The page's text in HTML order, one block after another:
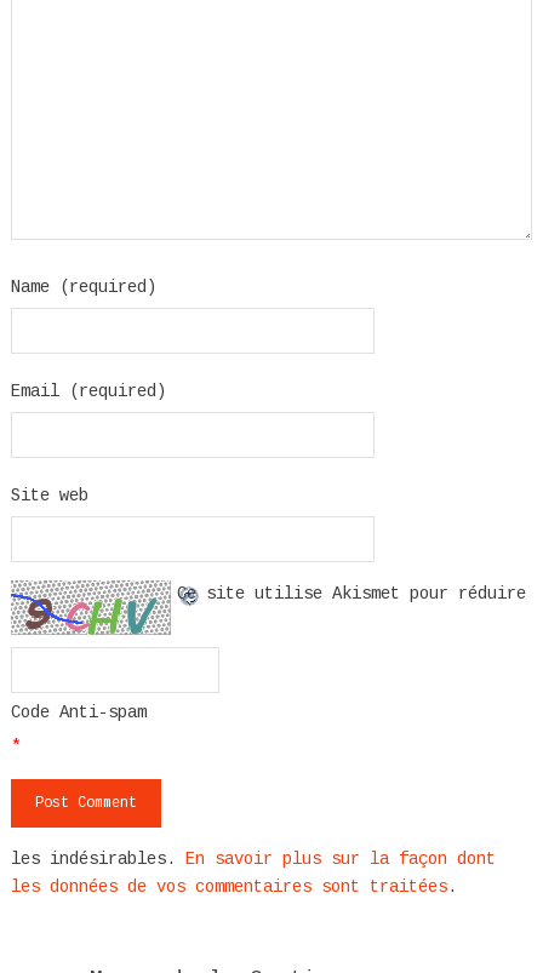
Name (required)
Email (required)
Site web
Code Anti-spam
*
Ce site utilise Akismet pour réduire
les indésirables.
En savoir plus sur la façon dont
les données de vos commentaires sont traitées.